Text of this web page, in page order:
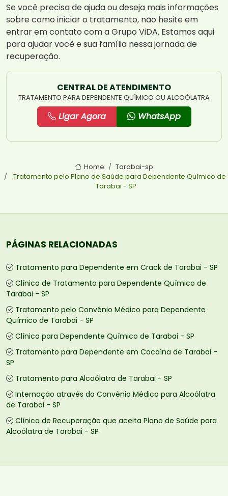
Se você precisa de ajuda ou deseja mais informações
sobre como iniciar o tratamento, não hesite em
entrar em contato com a Grupo ViDA. Estamos aqui
para ajudar você e sua família nessa jornada de
recuperação.
CENTRAL DE ATENDIMENTO
TRATAMENTO PARA DEPENDENTE QUÍMICO OU ALCOÓLATRA
Ligar Agora WhatsApp
Home
Tarabai-sp
Tratamento pelo Plano de Saúde para Dependente Químico de
Tarabai - SP
PÁGINAS RELACIONADAS
Tratamento para Dependente em Crack de Tarabai - SP
Clínica de Tratamento para Dependente Químico de
Tarabai - SP
Tratamento pelo Convênio Médico para Dependente
Químico de Tarabai - SP
Clínica para Dependente Químico de Tarabai - SP
Tratamento para Dependente em Cocaína de Tarabai -
SP
Tratamento para Alcoólatra de Tarabai - SP
Internação através do Convênio Médico para Alcoólatra
de Tarabai - SP
Clínica de Recuperação que aceita Plano de Saúde para
Alcoólatra de Tarabai - SP